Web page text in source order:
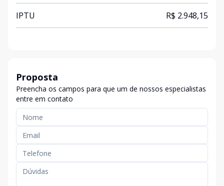
IPTU R$ 2.948,15
Proposta
Preencha os campos para que um de nossos especialistas
entre em contato